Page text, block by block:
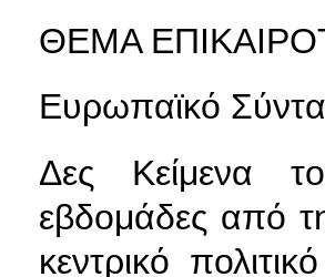
ΘΕΜΑ
Ευρωπαϊκό
Δες Κείμενα
εβδομάδες από
κεντρικό